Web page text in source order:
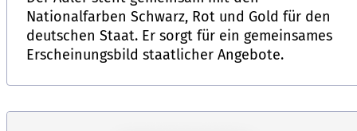
Nationalfarben Schwarz, Rot und Gold für den
deutschen Staat. Er sorgt für ein gemeinsames
Erscheinungsbild staatlicher Angebote.